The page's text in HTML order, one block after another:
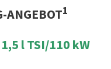
ANGEBOT1
1,5 l TSI/110 kW